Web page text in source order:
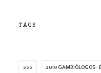
TAGS
555 2010 GAMBIÓLOGOS -